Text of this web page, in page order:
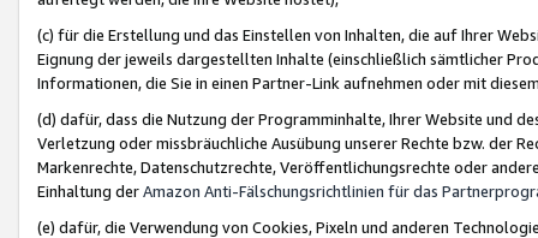
(c) für die Erstellung und das Einstellen von Inhalten, die auf Ihrer
Eignung der jeweils dargestellten Inhalte (einschließlich sämtlicher
Informationen, die Sie in einen Partner-Link aufnehmen oder mit
(d) dafür, dass die Nutzung der Programminhalte, Ihrer Website und
Verletzung oder missbräuchliche Ausübung unserer Rechte bzw. der
Markenrechte, Datenschutzrechte, Veröffentlichungsrechte oder
Einhaltung derAmazon Anti-Fälschungsrichtlinien für das
(e) dafür, die Verwendung von Cookies, Pixeln und anderen